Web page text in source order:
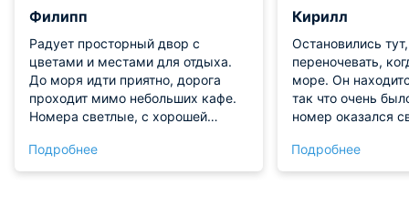
Филипп
Радует просторный двор с
цветами и местами для отдыха.
До моря идти приятно, дорога
проходит мимо небольших кафе.
Номера светлые, с хорошей
сидеть на террасе и слушать шум
прибоя. Хозяева приветливы,
Подробнее
Кирилл
Остановились
переночевать,
море. Он
так что очень
номер оказался
парковке,
во внутреннем
Подробнее